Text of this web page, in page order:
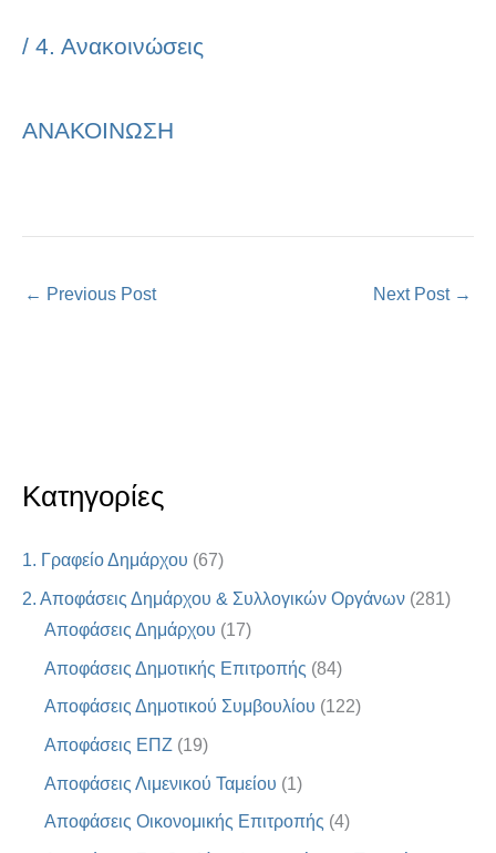
Κατηγορίες
1. Γραφείο Δημάρχου (67)
2. Αποφάσεις Δημάρχου & Συλλογικών Οργάνων (281)
Αποφάσεις Δημάρχου (17)
Αποφάσεις Δημοτικής Επιτροπής (84)
Αποφάσεις Δημοτικού Συμβουλίου (122)
Αποφάσεις ΕΠΖ (19)
Αποφάσεις Λιμενικού Ταμείου (1)
Αποφάσεις Οικονομικής Επιτροπής (4)
/ 4. Ανακοινώσεις
ΑΝΑΚΟΙΝΩΣΗ
← Previous Post Next Post →